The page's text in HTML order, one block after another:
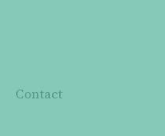
Contact